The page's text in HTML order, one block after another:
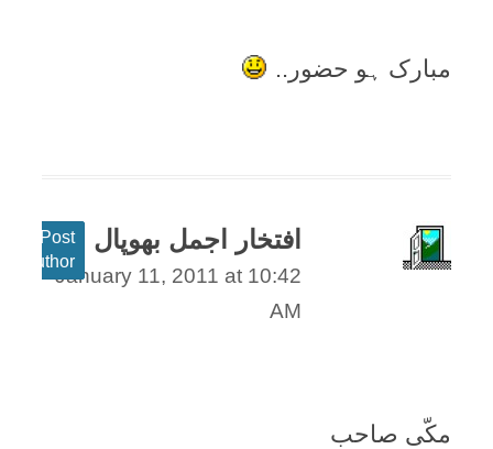
مبارک ہو حضور..
افتخار اجمل بھوپال
Post
author
January 11, 2011 at 10:42
AM
مکّی صاحب